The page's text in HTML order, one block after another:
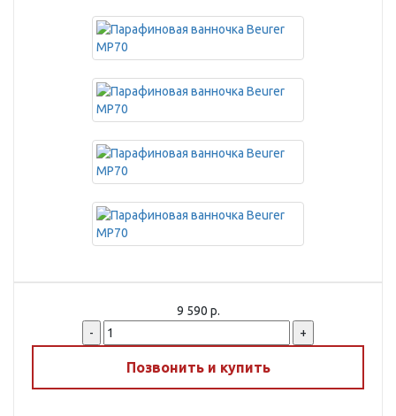
9 590 р.
-
+
Позвонить и купить